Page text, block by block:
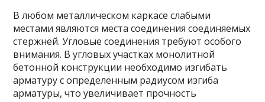
В любом металлическом каркасе слабыми
местами являются места соединения соединяемых
стержней. Угловые соединения требуют особого
внимания. В угловых участках монолитной
бетонной конструкции необходимо изгибать
арматуру с определенным радиусом изгиба
арматуры, что увеличивает прочность